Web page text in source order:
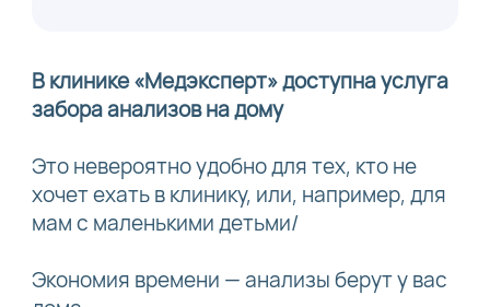
В клинике «Медэксперт» доступна услуга
забора анализов на дому
Это невероятно удобно для тех, кто не
хочет ехать в клинику, или, например, для
мам с маленькими детьми/
Экономия времени — анализы берут у вас